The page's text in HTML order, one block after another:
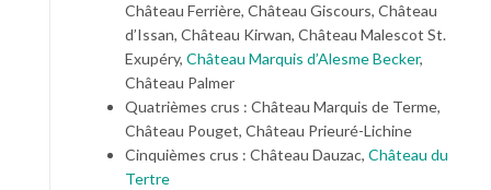
Château Ferrière, Château Giscours, Château
d’Issan, Château Kirwan, Château Malescot St.
Exupéry, Château Marquis d’Alesme Becker,
Château Palmer
Quatrièmes crus : Château Marquis de Terme,
Château Pouget, Château Prieuré-Lichine
Cinquièmes crus : Château Dauzac, Château du
Tertre